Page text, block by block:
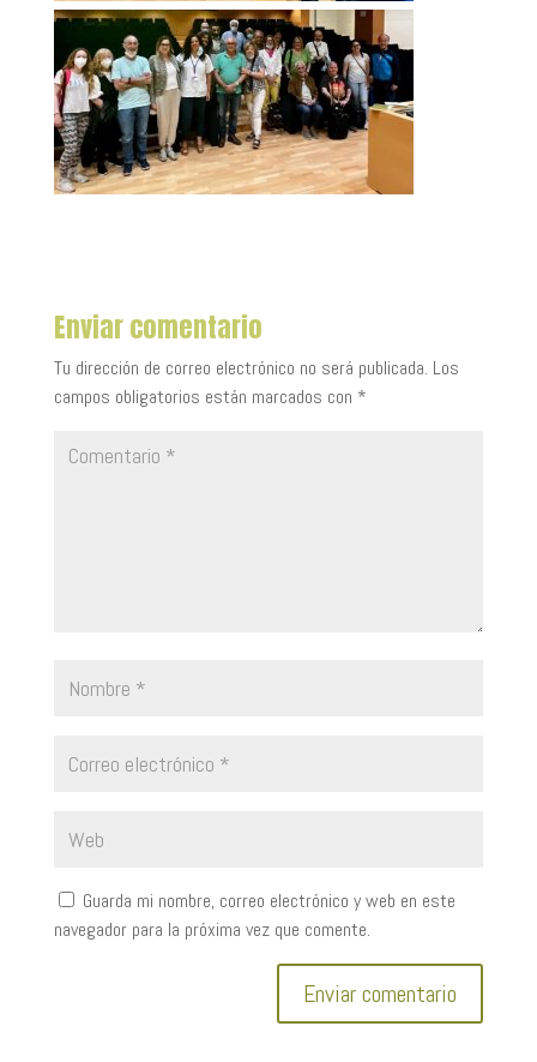
Enviar comentario
Tu dirección de correo electrónico no será publicada. Los
campos obligatorios están marcados con *
Guarda mi nombre, correo electrónico y web en este
navegador para la próxima vez que comente.